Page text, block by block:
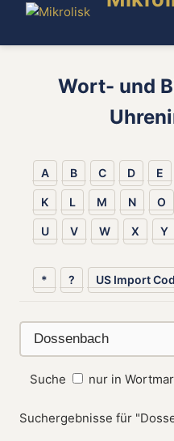
Wort- und
A B C D E
K L M N O
U V W X Y
* ? US Import
Suche nur in
Suchergebnisse für